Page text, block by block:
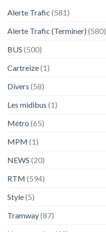
Alerte Trafic (581)
Alerte Trafic (Terminer) (580)
BUS (500)
Cartreize(1)
Divers (58)
Les midibus (1)
Métro (65)
MPM (1)
NEWS (20)
RTM (594)
Style(5)
Tramway(87)